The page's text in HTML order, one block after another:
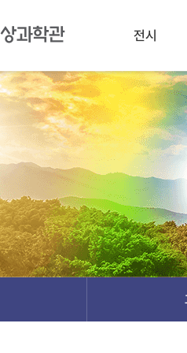
전시